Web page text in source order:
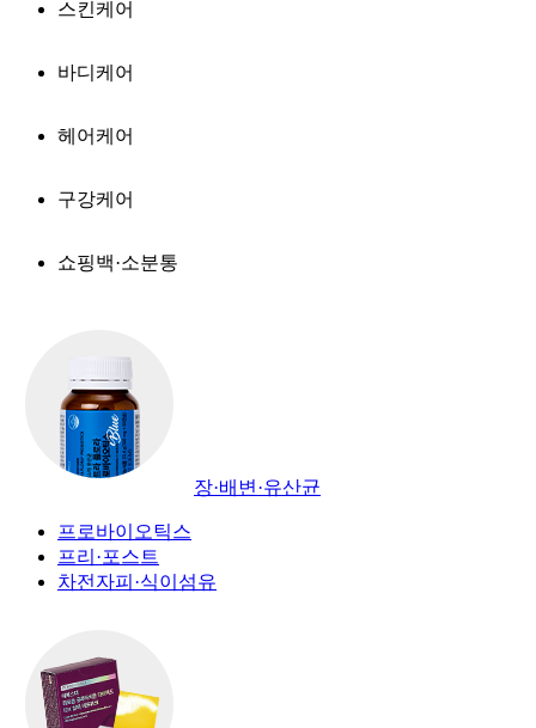
스킨케어
바디케어
헤어케어
구강케어
쇼핑백·소분통
장·배변·유산균
프로바이오틱스
프리·포스트
차전자피·식이섬유